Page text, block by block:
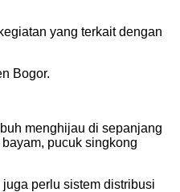
yang terkait dengan
Bogor.
menghijau di sepanjang
pucuk singkong
perlu sistem distribusi